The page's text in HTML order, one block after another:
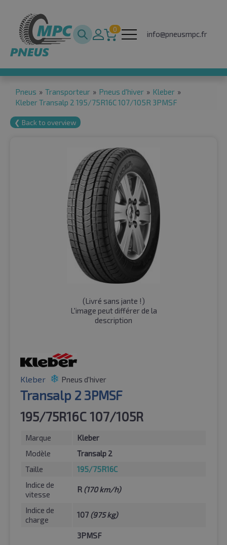
0
info@pneusmpc.fr
Pneus » Transporteur » Pneus d'hiver » Kleber »
Kleber Transalp 2 195/75R16C 107/105R 3PMSF
❮ Back to overview
(Livré sans jante !)
L'image peut différer de la
description
Kleber Pneus d'hiver
Transalp 2 3PMSF
195/75R16C 107/105R
Marque
Kleber
Modèle
Transalp 2
Taille
195/75R16C
Indice de
vitesse
R (170 km/h)
Indice de
charge
107 (975 kg)
3PMSF